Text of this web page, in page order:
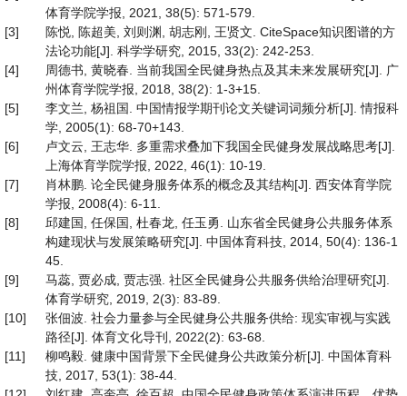
体育学院学报, 2021, 38(5): 571-579.
[3]
陈悦, 陈超美, 刘则渊, 胡志刚, 王贤文. CiteSpace知识图谱的方
法论功能[J]. 科学学研究, 2015, 33(2): 242-253.
[4]
周德书, 黄晓春. 当前我国全民健身热点及其未来发展研究[J]. 广
州体育学院学报, 2018, 38(2): 1-3+15.
[5]
李文兰, 杨祖国. 中国情报学期刊论文关键词词频分析[J]. 情报科
学, 2005(1): 68-70+143.
[6]
卢文云, 王志华. 多重需求叠加下我国全民健身发展战略思考[J].
上海体育学院学报, 2022, 46(1): 10-19.
[7]
肖林鹏. 论全民健身服务体系的概念及其结构[J]. 西安体育学院
学报, 2008(4): 6-11.
[8]
邱建国, 任保国, 杜春龙, 任玉勇. 山东省全民健身公共服务体系
构建现状与发展策略研究[J]. 中国体育科技, 2014, 50(4): 136-1
45.
[9]
马蕊, 贾必成, 贾志强. 社区全民健身公共服务供给治理研究[J].
体育学研究, 2019, 2(3): 83-89.
[10]
张佃波. 社会力量参与全民健身公共服务供给: 现实审视与实践
路径[J]. 体育文化导刊, 2022(2): 63-68.
[11]
柳鸣毅. 健康中国背景下全民健身公共政策分析[J]. 中国体育科
技, 2017, 53(1): 38-44.